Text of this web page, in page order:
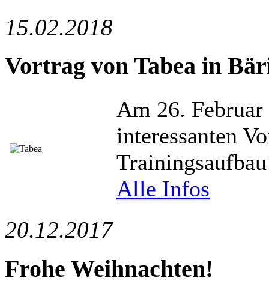
15.02.2018
Vortrag von Tabea in
Am 26. Februar
interessanten
Alle Infos
20.12.2017
Frohe Weihnachten!